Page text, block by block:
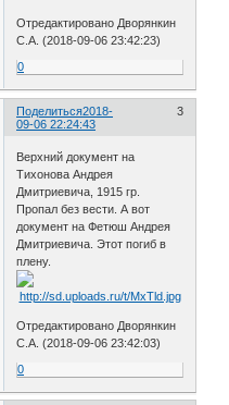
Отредактировано Дворянкин
С.А. (2018-09-06 23:42:23)
0
Поделиться 3
2018-
09-06 22:24:43
Верхний документ на
Тихонова Андрея
Дмитриевича, 1915 гр.
Пропал без вести. А вот
документ на Фетюш Андрея
Дмитриевича. Этот погиб в
плену.
Отредактировано Дворянкин
С.А. (2018-09-06 23:42:03)
0